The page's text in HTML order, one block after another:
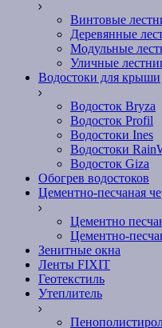
Винтовые
Деревянные
Модульные
Уличные
Водостоки для крыши
Водосток Bryza
Водосток Profil
Водостоки Ines
Водостоки
Водосток Giza
Обогрев водостоков
Цементно-песчаная
Цементно
Цементно-
Зенитные окна
Ленты FIXIT
Геотекстиль
Утеплитель